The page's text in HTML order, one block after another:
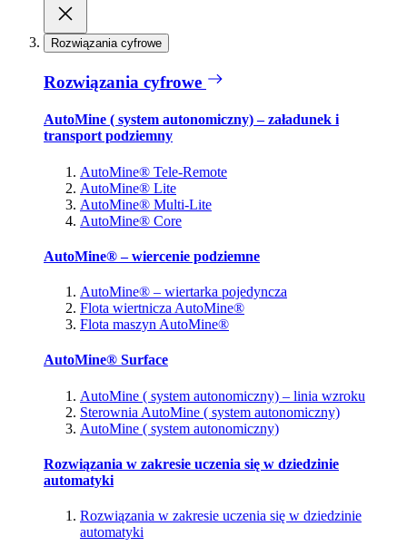
Rozwiązania cyfrowe
Rozwiązania cyfrowe
AutoMine ( system autonomiczny) – załadunek i
transport podziemny
AutoMine® Tele-Remote
AutoMine® Lite
AutoMine® Multi-Lite
AutoMine® Core
AutoMine® – wiercenie podziemne
AutoMine® – wiertarka pojedyncza
Flota wiertnicza AutoMine®
Flota maszyn AutoMine®
AutoMine® Surface
AutoMine ( system autonomiczny) – linia wzroku
Sterownia AutoMine ( system autonomiczny)
AutoMine ( system autonomiczny)
Rozwiązania w zakresie uczenia się w dziedzinie
automatyki
Rozwiązania w zakresie uczenia się w dziedzinie
automatyki